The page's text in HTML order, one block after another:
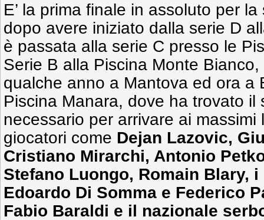
E’ la prima finale in assoluto per
dopo avere iniziato dalla serie D
è passata alla serie C presso le
Serie B alla Piscina Monte
qualche anno a Mantova ed ora a
Piscina Manara, dove ha trovato il
necessario per arrivare ai massimi
giocatori come Dejan Lazovic,
Cristiano Mirarchi, Antonio
Stefano Luongo, Romain Blary,
Edoardo Di Somma e Federico
Fabio Baraldi e il nazionale